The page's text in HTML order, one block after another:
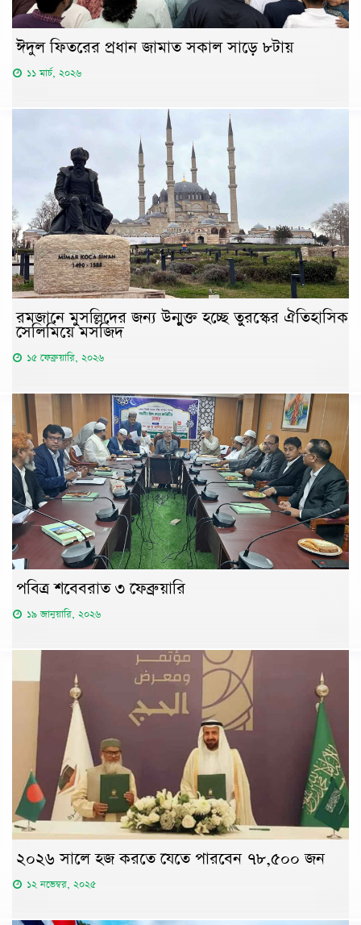
ঈদুল ফিতরের প্রধান জামাত সকাল সাড়ে ৮টায়
১১ মার্চ, ২০২৬
রমজানে মুসল্লিদের জন্য উন্মুক্ত হচ্ছে তুরস্কের ঐতিহাসিক
সেলিমিয়ে মসজিদ
১৫ ফেব্রুয়ারি, ২০২৬
পবিত্র শবেবরাত ৩ ফেব্রুয়ারি
১৯ জানুয়ারি, ২০২৬
২০২৬ সালে হজ করতে যেতে পারবেন ৭৮,৫০০ জন
১২ নভেম্বর, ২০২৫